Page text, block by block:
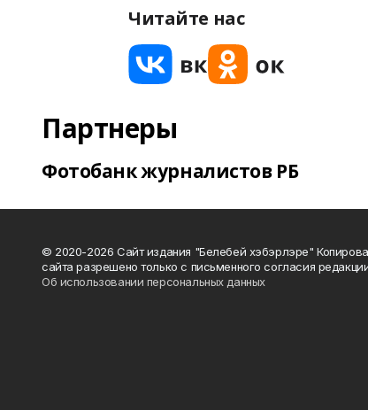
Читайте нас
Партнеры
Фотобанк журналистов РБ
© 2020-2026 Сайт издания "Белебей хэбэрлэре"
сайта разрешено только с письменного согласия
Об использовании персональных данных